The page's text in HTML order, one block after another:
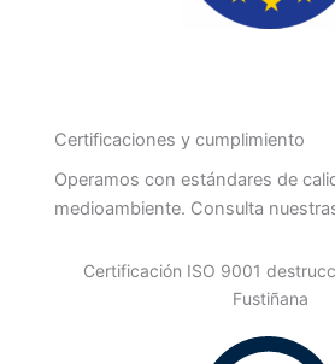
Certificaciones y cumplimiento
Operamos con estándares de
medioambiente. Consulta
Certificación ISO 9001
Fustiñana